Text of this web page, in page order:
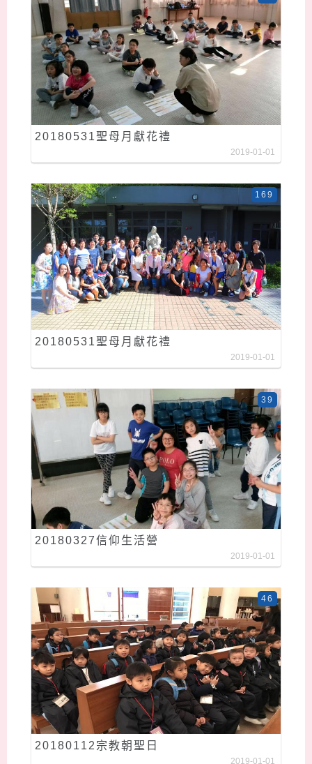
20180531聖母月獻花禮
2019-01-01
20180531聖母月獻花禮
169
2019-01-01
20180327信仰生活營
39
2019-01-01
20180112宗教朝聖日
46
2019-01-01